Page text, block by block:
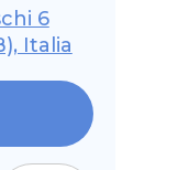
6
Italia